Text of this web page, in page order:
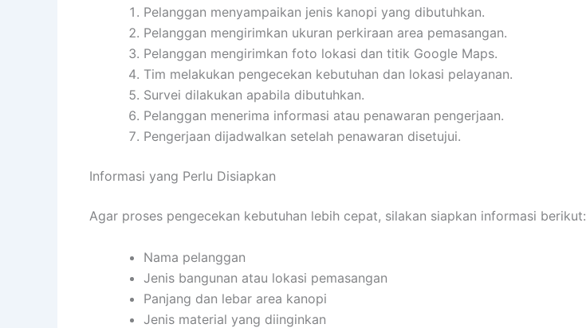
Pelanggan menyampaikan jenis kanopi yang dibutuhkan.
Pelanggan mengirimkan ukuran perkiraan area pemasangan.
Pelanggan mengirimkan foto lokasi dan titik Google Maps.
Tim melakukan pengecekan kebutuhan dan lokasi pelayanan.
Survei dilakukan apabila dibutuhkan.
Pelanggan menerima informasi atau penawaran pengerjaan.
Pengerjaan dijadwalkan setelah penawaran disetujui.
Informasi yang Perlu Disiapkan
Agar proses pengecekan kebutuhan lebih cepat, silakan siapkan informasi berikut:
Nama pelanggan
Jenis bangunan atau lokasi pemasangan
Panjang dan lebar area kanopi
Jenis material yang diinginkan